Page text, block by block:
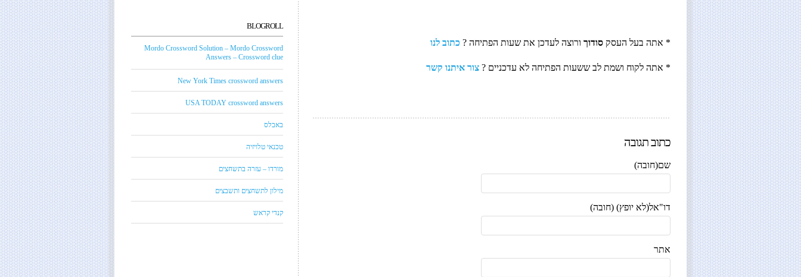
* אתה בעל העסק סודוך ורוצה לעדכן את שעות הפתיחה ? כתוב לנו
* אתה לקוח ושמת לב ששעות הפתיחה לא עדכניים ? צור איתנו קשר
כתוב תגובה
שם(חובה)
דו"אל(לא יופץ) (חובה)
אתר
BLOGROLL
Mordo Crossword Solution – Mordo Crossword
Answers – Crossword clue
New York Times crossword answers
USA TODAY crossword answers
באבלס
טכנאי טלויזיה
מורדו – עזרה בתשחצים
מילון לתשחצים ותשבצים
קנדי קראש